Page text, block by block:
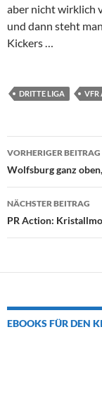
aber nicht wirklich
und dann steht
Kickers …
DRITTE LIGA VFR
Beitrags-
Navigation
VORHERIGER BEITRAG
Wolfsburg ganz
NÄCHSTER BEITRAG
PR Action:
EBOOKS FÜR DEN